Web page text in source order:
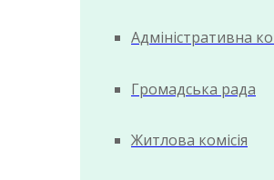
Адміністративна
Громадська рада
Житлова комісія